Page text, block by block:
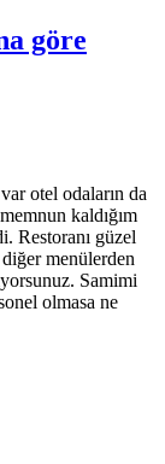
göre
otel odaların da
kaldığım
Restoranı güzel
menülerden
Samimi
olmasa ne